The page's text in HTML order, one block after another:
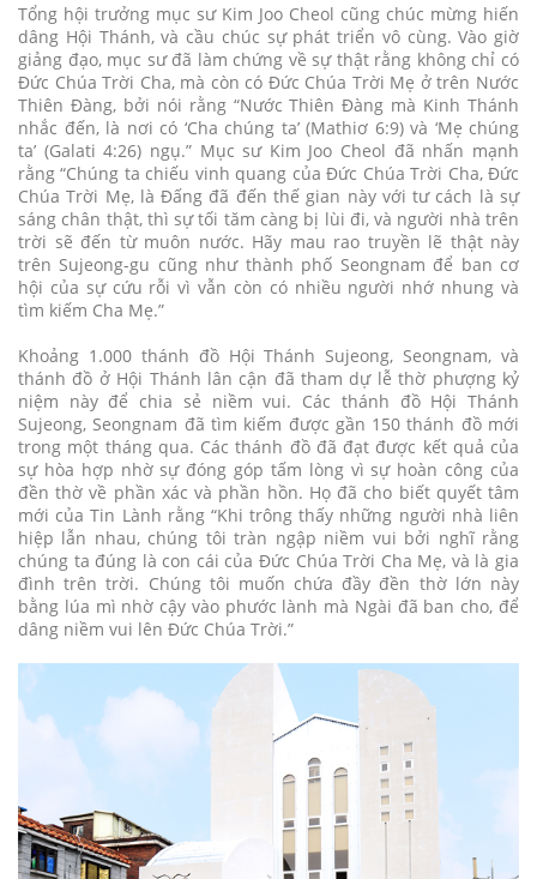
Tổng hội trưởng mục sư Kim Joo Cheol cũng chúc mừng hiến
dâng Hội Thánh, và cầu chúc sự phát triển vô cùng. Vào giờ
giảng đạo, mục sư đã làm chứng về sự thật rằng không chỉ có
Đức Chúa Trời Cha, mà còn có Đức Chúa Trời Mẹ ở trên Nước
Thiên Đàng, bởi nói rằng “Nước Thiên Đàng mà Kinh Thánh
nhắc đến, là nơi có ‘Cha chúng ta’ (Mathiơ 6:9) và ‘Mẹ chúng
ta’ (Galati 4:26) ngụ.” Mục sư Kim Joo Cheol đã nhấn mạnh
rằng “Chúng ta chiếu vinh quang của Đức Chúa Trời Cha, Đức
Chúa Trời Mẹ, là Đấng đã đến thế gian này với tư cách là sự
sáng chân thật, thì sự tối tăm càng bị lùi đi, và người nhà trên
trời sẽ đến từ muôn nước. Hãy mau rao truyền lẽ thật này
trên Sujeong-gu cũng như thành phố Seongnam để ban cơ
hội của sự cứu rỗi vì vẫn còn có nhiều người nhớ nhung và
tìm kiếm Cha Mẹ.”
Khoảng 1.000 thánh đồ Hội Thánh Sujeong, Seongnam, và
thánh đồ ở Hội Thánh lân cận đã tham dự lễ thờ phượng kỷ
niệm này để chia sẻ niềm vui. Các thánh đồ Hội Thánh
Sujeong, Seongnam đã tìm kiếm được gần 150 thánh đồ mới
trong một tháng qua. Các thánh đồ đã đạt được kết quả của
sự hòa hợp nhờ sự đóng góp tấm lòng vì sự hoàn công của
đền thờ về phần xác và phần hồn. Họ đã cho biết quyết tâm
mới của Tin Lành rằng “Khi trông thấy những người nhà liên
hiệp lẫn nhau, chúng tôi tràn ngập niềm vui bởi nghĩ rằng
chúng ta đúng là con cái của Đức Chúa Trời Cha Mẹ, và là gia
đình trên trời. Chúng tôi muốn chứa đầy đền thờ lớn này
bằng lúa mì nhờ cậy vào phước lành mà Ngài đã ban cho, để
dâng niềm vui lên Đức Chúa Trời.”